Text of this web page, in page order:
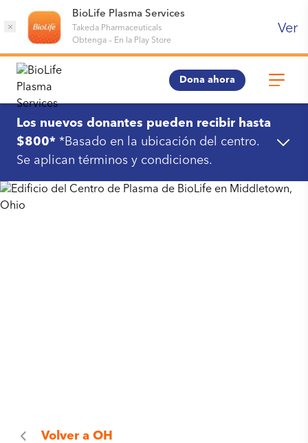
×
BioLife Plasma Services
Takeda Pharmaceuticals
Obtenga– En la Play Store
Ver
Dona ahora
Los nuevos donantes pueden recibir hasta
$800* *Basado en la ubicación del centro.
Se aplican términos y condiciones.
Volver a OH